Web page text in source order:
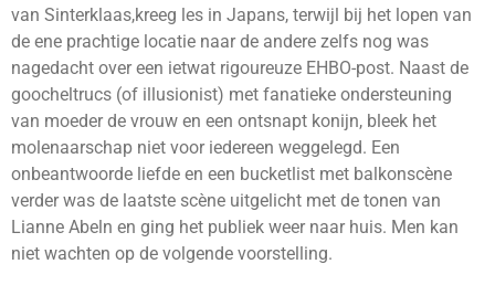
van Sinterklaas,kreeg les in Japans, terwijl bij het lopen van
de ene prachtige locatie naar de andere zelfs nog was
nagedacht over een ietwat rigoureuze EHBO-post. Naast de
goocheltrucs (of illusionist) met fanatieke ondersteuning
van moeder de vrouw en een ontsnapt konijn, bleek het
molenaarschap niet voor iedereen weggelegd. Een
onbeantwoorde liefde en een bucketlist met balkonscène
verder was de laatste scène uitgelicht met de tonen van
Lianne Abeln en ging het publiek weer naar huis. Men kan
niet wachten op de volgende voorstelling.